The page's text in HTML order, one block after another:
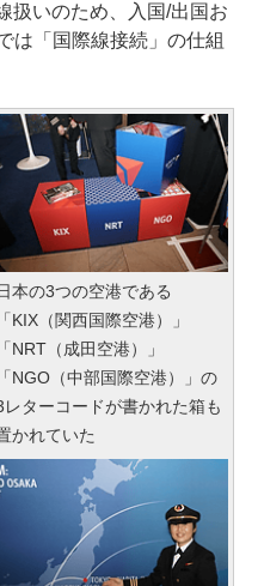
扱いのため、入国/出国お
は「国際線接続」の仕組
本の3つの空港である
「KIX（関西国際空港）」
「NRT（成田空港）」
「NGO（中部国際空港）」の
レターコードが書かれた箱も
かれていた